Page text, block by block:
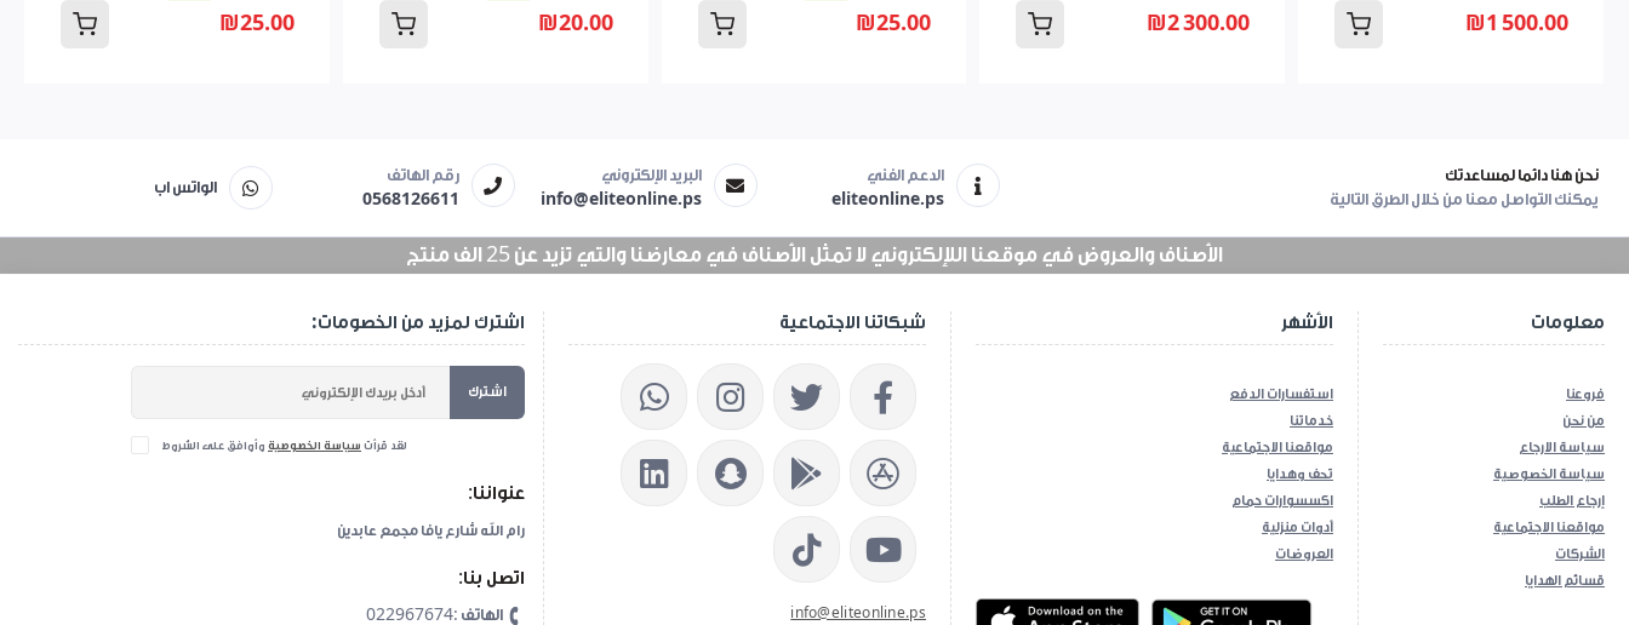
₪1 500.00
₪2 300.00
₪25.00
₪20.00
₪25.00
نحن هنا دائما لمساعدتك
يمكنك التواصل معنا من خلال الطرق التالية
الدعم الفني
eliteonline.ps
البريد الإلكتروني
info@eliteonline.ps
رقم الهاتف
0568126611
الواتس اب
الأصناف والعروض في موقعنا اللإلكتروني لا تمثل الأصناف في معارضنا والتي تزيد عن 25 الف منتج
اشترك لمزيد من الخصومات:
اشترك
لقد قرأت سياسة الخصوصية وأوافق على الشروط
عنواننا:
رام الله شارع يافا مجمع عابدين
اتصل بنا:
الهاتف :022967674
شبكاتنا الاجتماعية
info@eliteonline.ps
الأشهر
استفسارات الدفع
خدماتنا
مواقعنا الاجتماعية
تحف وهدايا
اكسسوارات حمام
أدوات منزلية
العروضات
ios App Android App
معلومات
فروعنا
من نحن
سياسة الارجاع
سياسة الخصوصية
إرجاع الطلب
مواقعنا الاجتماعية
الشركات
قسائم الهدايا